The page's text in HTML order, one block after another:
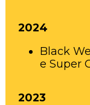
2024
Black
e Super
2023